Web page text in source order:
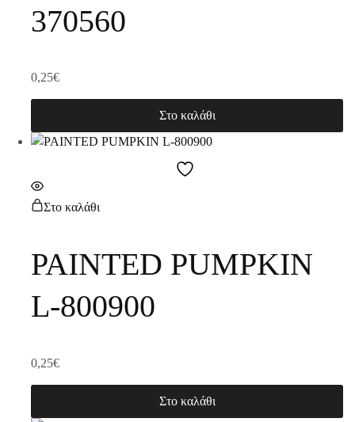
370560
0,25€
Στο καλάθι
Στο καλάθι
PAINTED PUMPKIN
L-800900
0,25€
Στο καλάθι